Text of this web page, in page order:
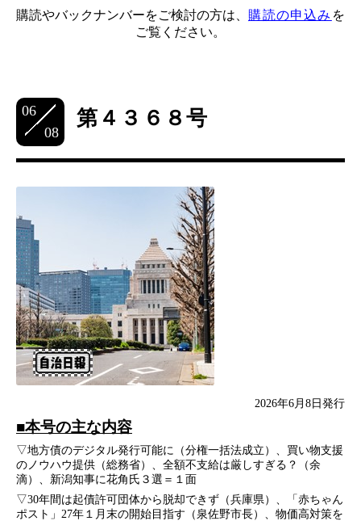
購読やバックナンバーをご検討の方は、 購読の申込み を
ご覧ください。
06
08
第４３６８号
2026年6月8日発行
■本号の主な内容
▽地方債のデジタル発行可能に（分権一括法成立）、買い物支援
のノウハウ提供（総務省）、全額不支給は厳しすぎる？（余
滴）、新潟知事に花角氏３選＝１面
▽30年間は起債許可団体から脱却できず（兵庫県）、「赤ちゃん
ポスト」27年１月末の開始目指す（泉佐野市長）、物価高対策を